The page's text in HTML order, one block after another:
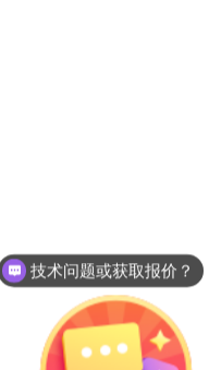
技术问题或获取报价？
产品说明书在哪里？